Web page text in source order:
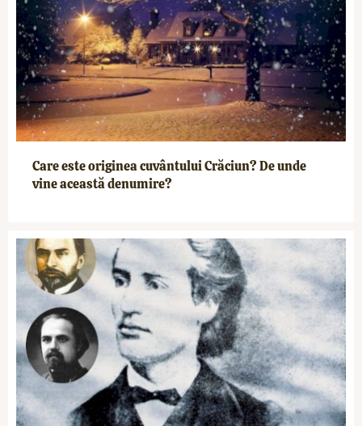
Care este originea cuvântului Crăciun? De unde
vine această denumire?